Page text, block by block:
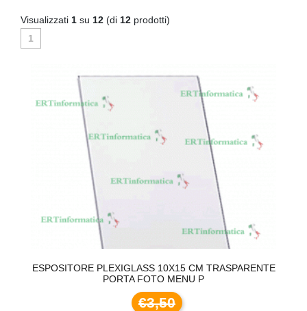
Visualizzati 1 su 12 (di 12 prodotti)
1
ESPOSITORE PLEXIGLASS 10X15 CM TRASPARENTE
PORTA FOTO MENU P
€3,50